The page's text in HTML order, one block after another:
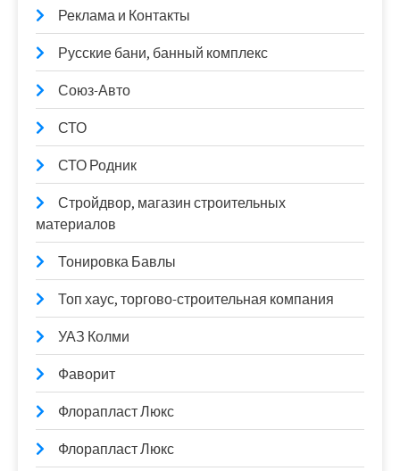
Реклама и Контакты
Русские бани, банный комплекс
Союз-Авто
СТО
СТО Родник
Стройдвор, магазин строительных
материалов
Тонировка Бавлы
Топ хаус, торгово-строительная компания
УАЗ Колми
Фаворит
Флорапласт Люкс
Флорапласт Люкс